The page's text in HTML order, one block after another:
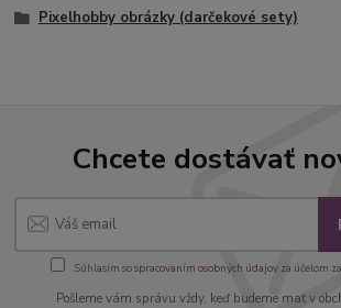
Pixelhobby obrázky (darčekové sety)
Chcete dostávať
Súhlasím sospracovaním osobných údajov za účelom
Pošleme vám správu vždy, keď budeme mať v